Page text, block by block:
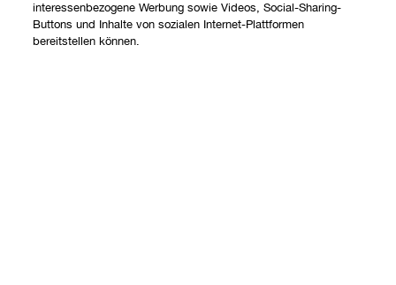
Shoppen
interessenbezogene Werbung sowie Videos, Social-Sharing-
Buttons und Inhalte von sozialen Internet-Plattformen
bereitstellen können.